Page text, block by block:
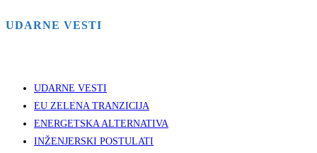
UDARNE VESTI
UDARNE VESTI
EU ZELENA TRANZICIJA
ENERGETSKA ALTERNATIVA
INŽENJERSKI POSTULATI